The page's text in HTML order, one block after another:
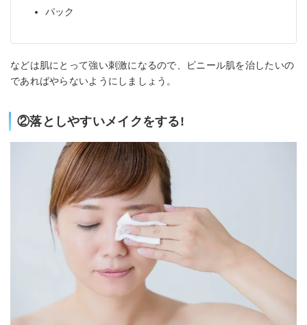
パック
などは肌にとって強い刺激になるので、ビニール肌を治したいの
であればやらないようにしましょう。
②落としやすいメイクをする!